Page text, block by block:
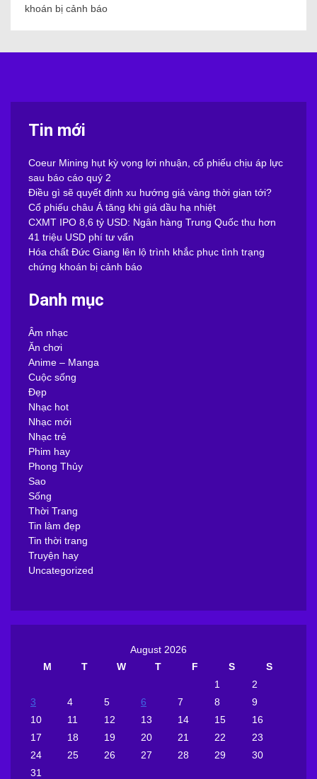
khoán bị cảnh báo
Tin mới
Coeur Mining hụt kỳ vọng lợi nhuận, cổ phiếu chịu áp lực
sau báo cáo quý 2
Điều gì sẽ quyết định xu hướng giá vàng thời gian tới?
Cổ phiếu châu Á tăng khi giá dầu hạ nhiệt
CXMT IPO 8,6 tỷ USD: Ngân hàng Trung Quốc thu hơn
41 triệu USD phí tư vấn
Hóa chất Đức Giang lên lộ trình khắc phục tình trạng
chứng khoán bị cảnh báo
Danh mục
Âm nhạc
Ăn chơi
Anime – Manga
Cuộc sống
Đẹp
Nhạc hot
Nhạc mới
Nhạc trẻ
Phim hay
Phong Thủy
Sao
Sống
Thời Trang
Tin làm đẹp
Tin thời trang
Truyện hay
Uncategorized
August 2026
M
T W T F S
S
1
2
3
4 5 6 7 8
9
10
11 12 13 14 15
16
17
18 19 20 21 22
23
24
25 26 27 28 29
30
31